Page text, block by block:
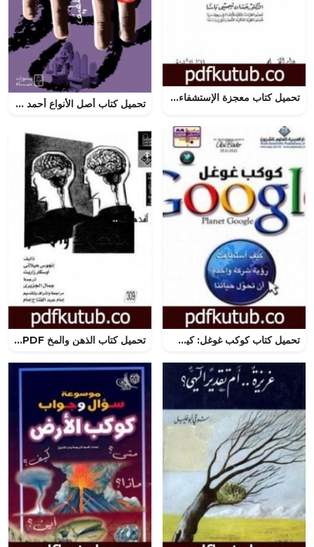
تحميل كتاب معجزة الإستشفاء بالعسل والغذاء الملكي حقائق وبراهين PDF تأليف حسان شمسي باشا مجانا [كامل] تحميل كتاب أصل الأنواع أحمد عبد اللطيف PDF مجانا
تحميل كتاب كوكب غوغل: كيف استطاعت رؤية شركة واحدة أن تحول حياتنا PDF تأليف راندال ستروس مجانا [كامل] تحميل كتاب الذهن والمخ PDF تأليف إنجوس جيلاتي مجانا [كامل]